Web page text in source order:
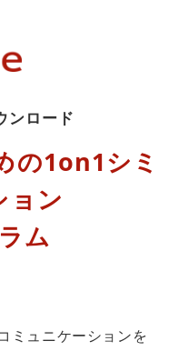
ンロード
の1on1シミ
ョン
ム
ミュニケーションを